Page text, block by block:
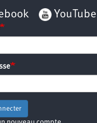
YouTube